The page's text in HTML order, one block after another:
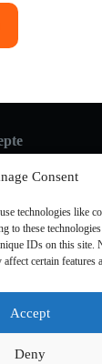
Consent
technologies like
to these
IDs on this site.
certain features
Accept
Deny